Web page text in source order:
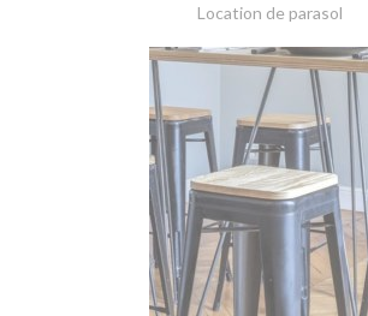
Location de parasol